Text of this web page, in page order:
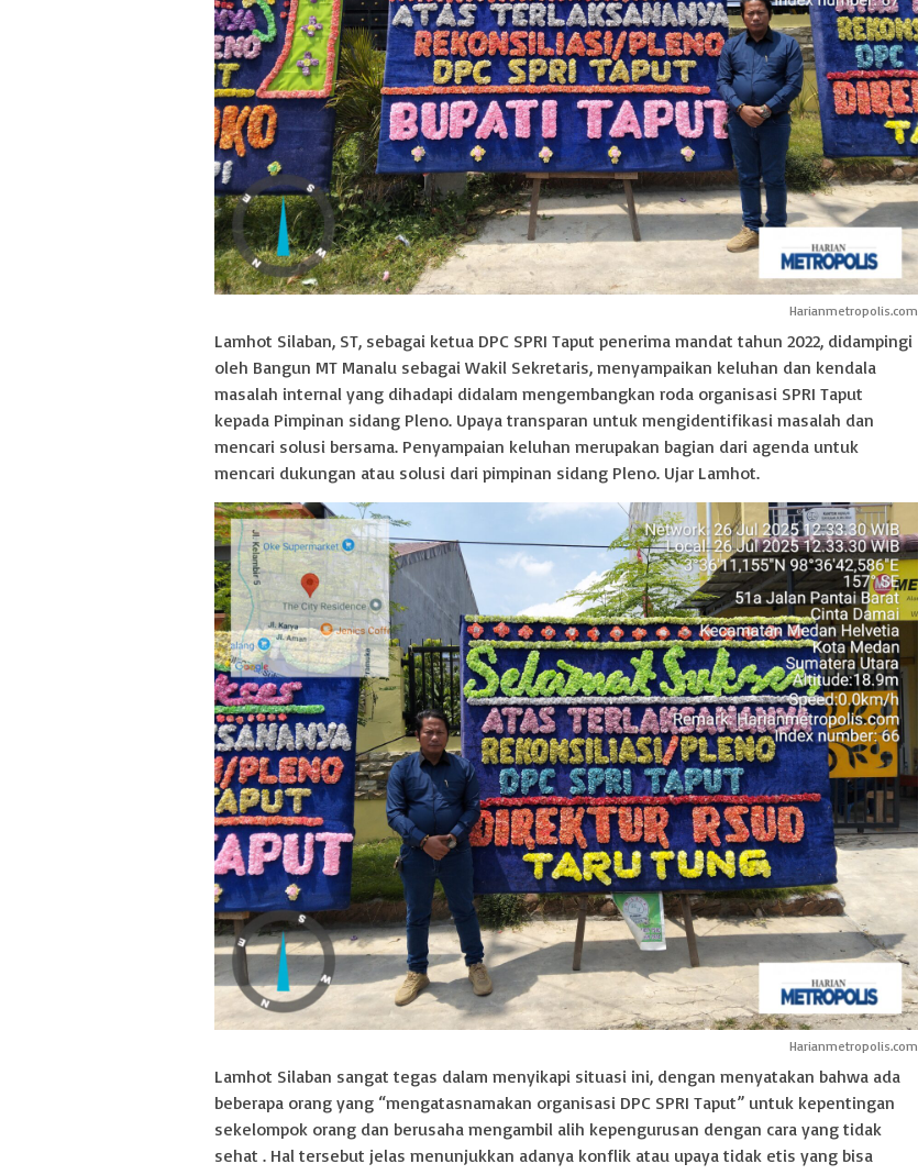
Harianmetropolis.com
Lamhot Silaban, ST, sebagai ketua DPC SPRI Taput penerima mandat tahun 2022, didampingi
oleh Bangun MT Manalu sebagai Wakil Sekretaris, menyampaikan keluhan dan kendala
masalah internal yang dihadapi didalam mengembangkan roda organisasi SPRI Taput
kepada Pimpinan sidang Pleno. Upaya transparan untuk mengidentifikasi masalah dan
mencari solusi bersama. Penyampaian keluhan merupakan bagian dari agenda untuk
mencari dukungan atau solusi dari pimpinan sidang Pleno. Ujar Lamhot.
Harianmetropolis.com
Lamhot Silaban sangat tegas dalam menyikapi situasi ini, dengan menyatakan bahwa ada
beberapa orang yang “mengatasnamakan organisasi DPC SPRI Taput” untuk kepentingan
sekelompok orang dan berusaha mengambil alih kepengurusan dengan cara yang tidak
sehat . Hal tersebut jelas menunjukkan adanya konflik atau upaya tidak etis yang bisa